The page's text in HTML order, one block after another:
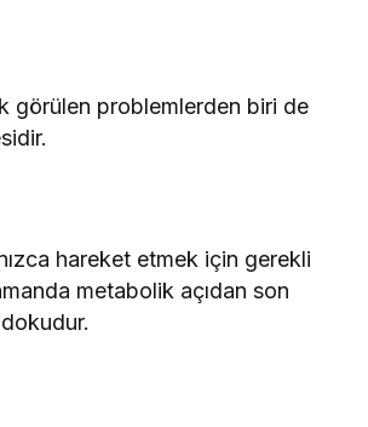
görülen problemlerden biri de
hareket etmek için gerekli
metabolik açıdan son